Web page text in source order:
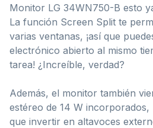
Monitor LG 34WN750-B esto
La función Screen Split te
varias ventanas, ¡así que
electrónico abierto al mismo
tarea! ¿Increíble, verdad?
Además, el monitor también
estéreo de 14 W
que invertir en altavoces